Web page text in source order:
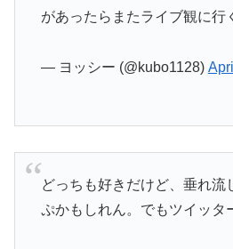
があったらまたライブ観に行
— ヨッシー (@kubo1128)
どっちも好きだけど、垂れ流
ぷかもしれん。でもツイッタ